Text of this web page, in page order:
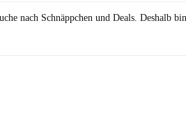
nach Schnäppchen und Deals. Deshalb